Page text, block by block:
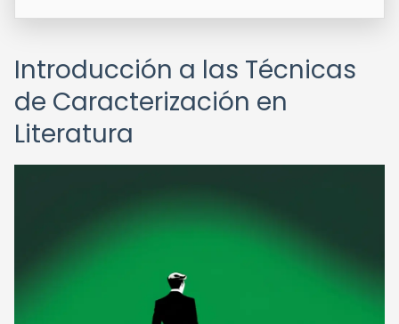
Introducción a las Técnicas
de Caracterización en
Literatura